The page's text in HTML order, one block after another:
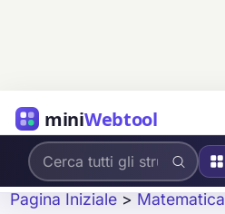
miniWebtool
Pagina Iniziale > Matematica